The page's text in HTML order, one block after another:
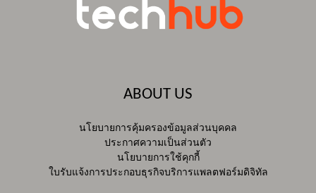
ABOUT US
นโยบายการคุ้มครองข้อมูลส่วนบุคคล
ประกาศความเป็นส่วนตัว
นโยบายการใช้คุกกี้
ใบรับแจ้งการประกอบธุรกิจบริการแพลตฟอร์มดิจิทัล